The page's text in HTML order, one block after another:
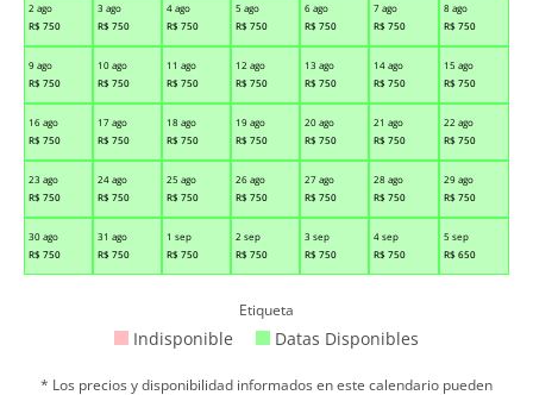
2 ago
R$ 750
3 ago
R$ 750
4 ago
R$ 750
5 ago
R$ 750
6 ago
R$ 750
7 ago
R$ 750
8 ago
R$ 750
9 ago
R$ 750
10 ago
R$ 750
11 ago
R$ 750
12 ago
R$ 750
13 ago
R$ 750
14 ago
R$ 750
15 ago
R$ 750
16 ago
R$ 750
17 ago
R$ 750
18 ago
R$ 750
19 ago
R$ 750
20 ago
R$ 750
21 ago
R$ 750
22 ago
R$ 750
23 ago
R$ 750
24 ago
R$ 750
25 ago
R$ 750
26 ago
R$ 750
27 ago
R$ 750
28 ago
R$ 750
29 ago
R$ 750
30 ago
R$ 750
31 ago
R$ 750
1 sep
R$ 750
2 sep
R$ 750
3 sep
R$ 750
4 sep
R$ 750
5 sep
R$ 650
Etiqueta
Indisponible Datas Disponibles
* Los precios y disponibilidad informados en este calendario pueden